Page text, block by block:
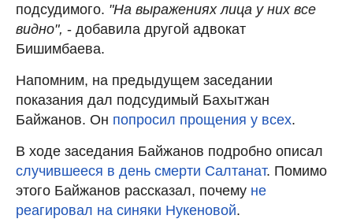
подсудимого. "На выражениях лица у них все
видно", - добавила другой адвокат
Бишимбаева.
Напомним, на предыдущем заседании
показания дал подсудимый Бахытжан
Байжанов. Он попросил прощения у всех.
В ходе заседания Байжанов подробно описал
случившееся в день смерти Салтанат. Помимо
этого Байжанов рассказал, почему не
реагировал на синяки Нукеновой.